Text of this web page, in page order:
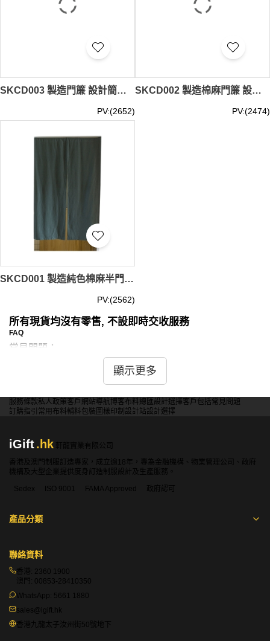
SKCD003 製造門簾 設計簡約條紋繡花 臥室 廚房 門簾 門簾供應商 70*90 70*120 70*140 70*160 70*180 70*200 85*90 85*120 85*140 85*160 85*180 85*200
PV:(2652)
SKCD002 製造棉麻門簾 設計細條紋 喱仕綁帶 門簾專門店 70*90 70*120 70*140 70*160 70*180 70*200 85*90 85*120 85*140 85*160 85*180 85*200
PV:(2474)
SKCD001 製造純色棉麻半門簾 訂製廚房 衛生間半門簾 門簾中心 60*90CM 65*90CM 65*120CM 65*150CM 70*90CM 70*120CM 70*150CM 75*90CM 75*120CM 75*150CM 80*90CM 80*120CM 80*150CM 85*90CM 85*120CM 85*150CM 90*90CM 90*120CM 90*150CM
PV:(2562)
所有現貨均沒有零售, 不設即時交收服務
FAQ
常見問題：
問：現貨門簾是否有多種材質可選？
答：是的，iGift提供的現貨門簾有多種材質可選，包括塑
料、竹子和布料等，滿足不同裝飾風格和功能需求。
問：現貨門套是否有防撞設計？
答：是的，iGift的現貨門套設計了防撞功能，使用加厚材料
製作，有效保護門框和牆壁，防止因開關門造成的損壞。
線。
問：現貨門簾是否有隔音效果？
答：是的，iGift的現貨門簾設計了隔音功能，使用厚實材料
製作，能有效減少外界噪音，營造安靜舒適的室內環境。
顯示更多
服務條款私人政策客戶 網站導航博客布料總匯設計選擇客戶包括常見問題
訂購指引 常用布料輔料包裝 圖樣印制 設計站設計選擇
iGift.hk
軒龍實業有限公司
香港及澳門制服訂造專家，成立逾18年，專為金融機構、物業管理公司、政府
機構及大型企業提供度身訂造制服設計及生產服務。
Sedex
ISO 9001 FAMA Approved 政府認可
產品分類
聯絡資料
香港: 2360 1900
澳門: 00853-28410350
WhatsApp: 5661 1880
sales@igift.hk
香港九龍太子汝州街50號地下